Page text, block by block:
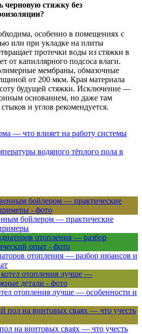
стяжку без
особенно в помещениях с
или при укладке на плиты
протечки воды из стяжки в
от капиллярного подсоса влаги.
мембраны, обмазочные
от 200 мкм. Края материала
будущей стяжки. Исключение —
основанием, но даже там
и углов рекомендуется.
— что влияет на работу системы
водяного тёплого пола в
бойлером — практические
отопления — разбор нюансов и
отопления лучше — особенности и
на винтовых сваях — что учесть